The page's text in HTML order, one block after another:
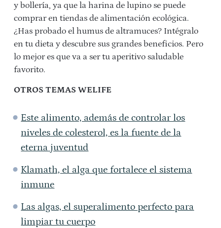
y bollería, ya que la harina de lupino se puede
comprar en tiendas de alimentación ecológica.
¿Has probado el humus de altramuces? Intégralo
en tu dieta y descubre sus grandes beneficios. Pero
lo mejor es que va a ser tu aperitivo saludable
favorito.
OTROS TEMAS WELIFE
Este alimento, además de controlar los
niveles de colesterol, es la fuente de la
eterna juventud
Klamath, el alga que fortalece el sistema
inmune
Las algas, el superalimento perfecto para
limpiar tu cuerpo